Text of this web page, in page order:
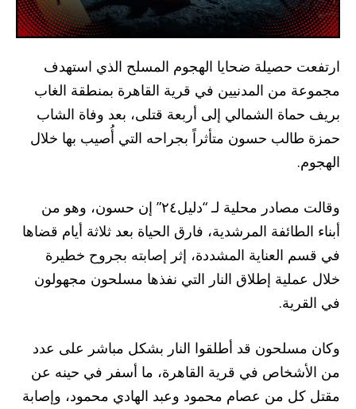
ارتفعت حصيلة ضحايا الهجوم المسلح الذي استهدف
مجموعة من المدنيين في قرية القاهرة بمنطقة الغاب
بريف حماة الشمالي إلى أربعة قتلى، بعد وفاة الشاب
حمزة طالب حسون متأثراً بجراحه التي أُصيب بها خلال
الهجوم.
وقالت مصادر محلية لـ “دليل٢٤” إن حسون، وهو من
أبناء الطائفة المرشدية، فارق الحياة بعد ثلاثة أيام قضاها
في قسم العناية المشددة، إثر إصابته بجروح خطيرة
خلال عملية إطلاق النار التي نفذها مسلحون مجهولون
في القرية.
وكان مسلحون قد أطلقوا النار بشكل مباشر على عدد
من الأشخاص في قرية القاهرة، ما أسفر في حينه عن
مقتل كل من عصام محمود وعبد الهادي محمود، وإصابة